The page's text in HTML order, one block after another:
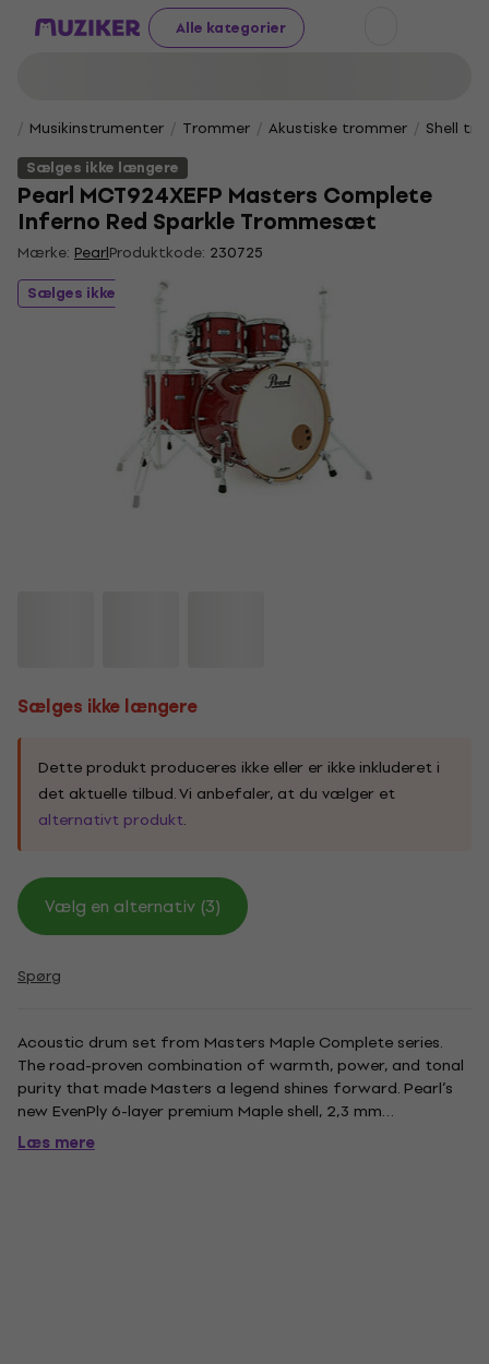
Alle kategorier
Musikinstrumenter Trommer Akustiske trommer
Shell
Sælges ikke længere
Pearl MCT924XEFP Masters Complete
Inferno Red Sparkle Trommesæt
Mærke: PearlProduktkode: 230725
Sælges ikke længere
Sælges ikke længere
Dette produkt produceres ikke eller er ikke inkluderet i
det aktuelle tilbud. Vi anbefaler, at du vælger et
alternativt produkt.
Vælg en alternativ (3)
Spørg
Acoustic drum set from Masters Maple Complete series.
The road-proven combination of warmth, power, and tonal
purity that made Masters a legend shines forward. Pearl’s
new EvenPly 6-layer premium Maple shell, 2,3 mm
Superhoops, and an improved price tag make Masters a
must for the touring pro. Included 22'' x 18'' bass drum, 10'' x
Læs mere